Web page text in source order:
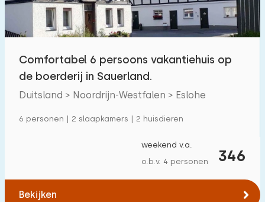
Op vakantiepark 23
Vrijstaande woning
Vakantieboerderij
Villa
Kindvriendelijk
Comfortabel 6 persoons vakantiehuis op
de boerderij in Sauerland.
Duitsland > Noordrijn-Westfalen > Eslohe
6 personen | 2 slaapkamers | 2 huisdieren
346
weekend v.a.
o.b.v. 4 personen
Bekijken